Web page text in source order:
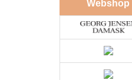
Webshop